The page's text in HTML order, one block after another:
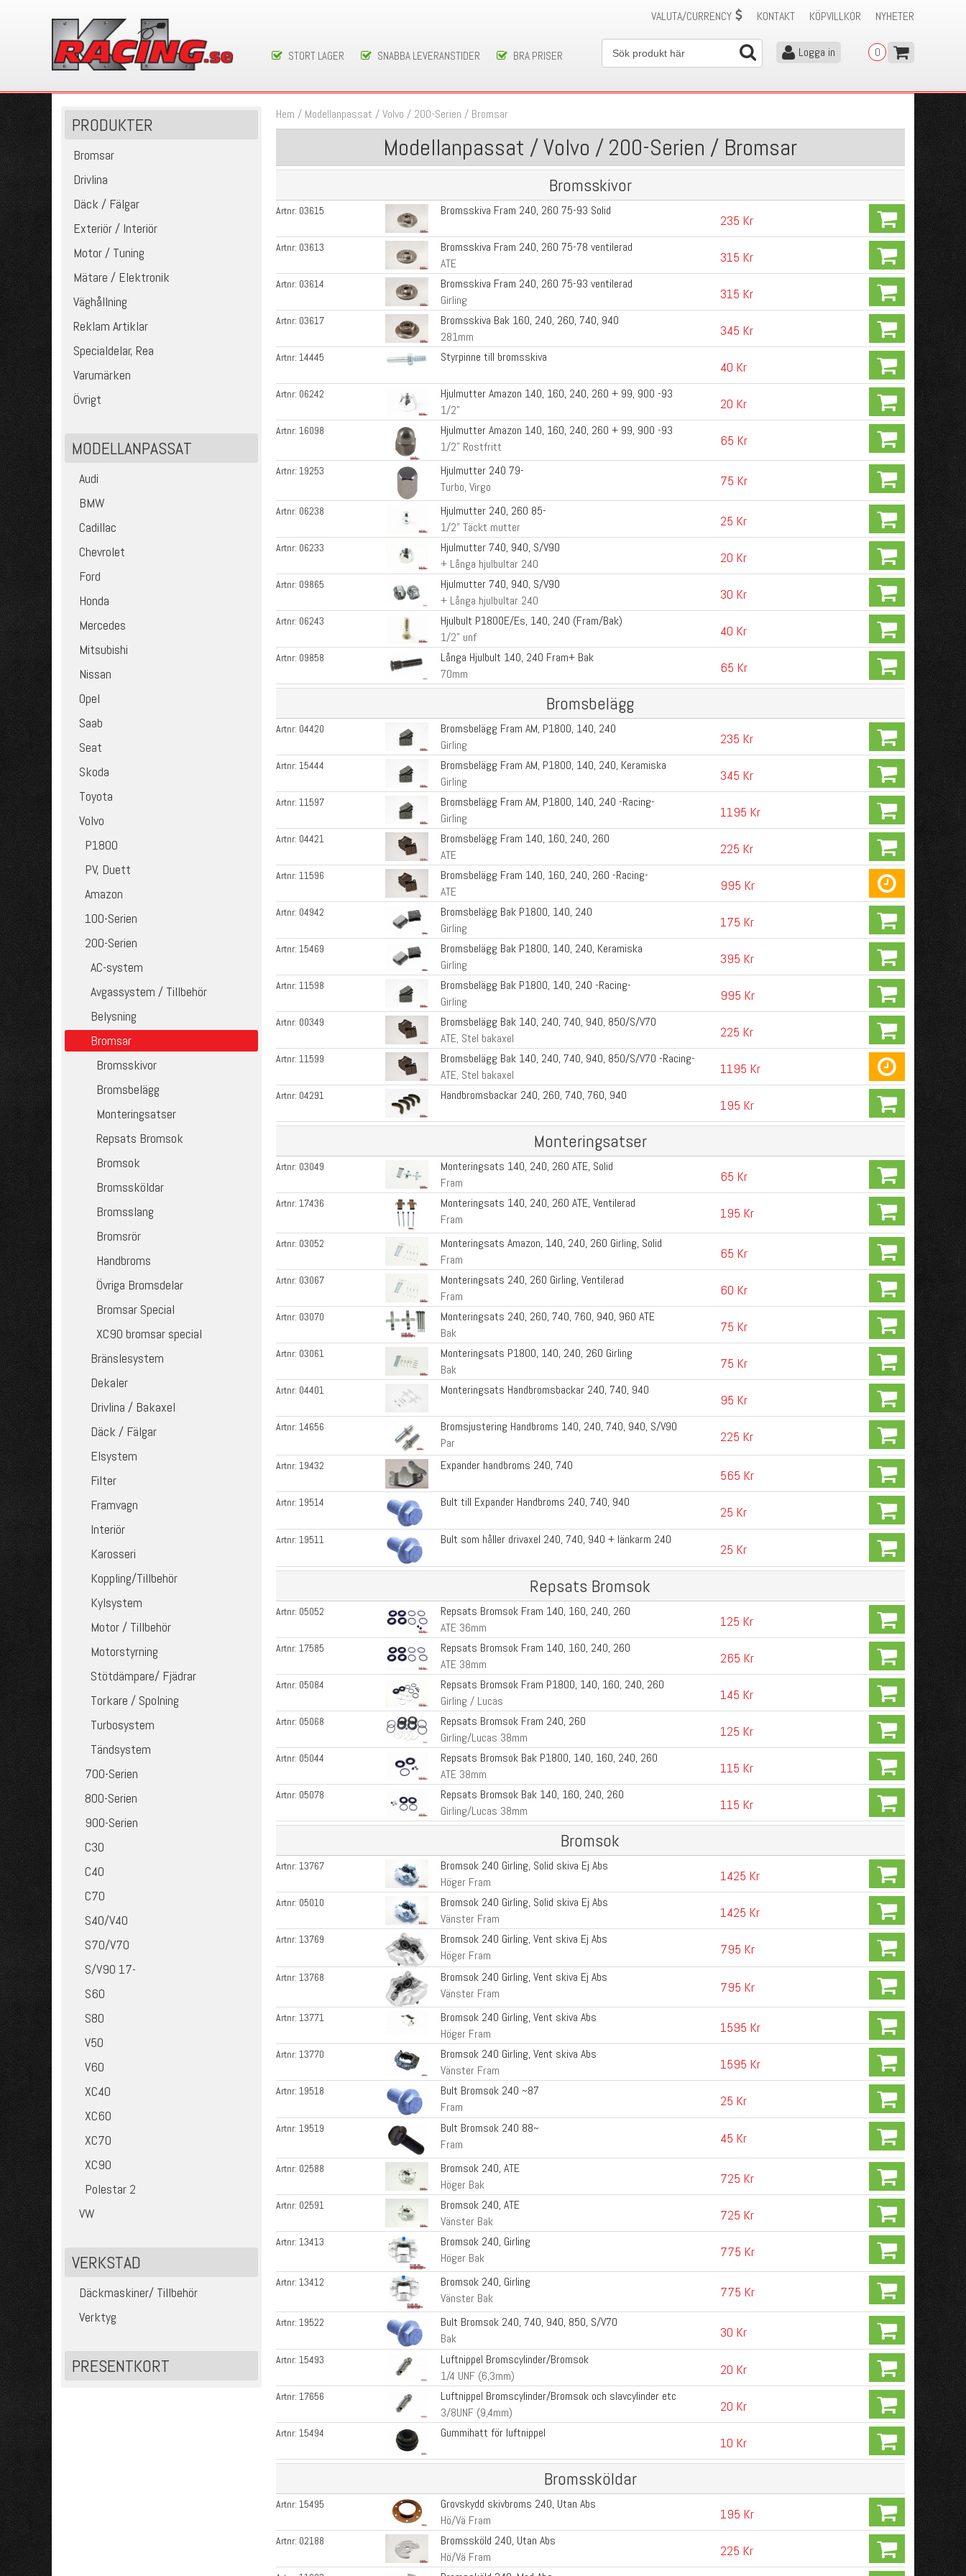
NYHETER
KÖPVILLKOR
KONTAKT
VALUTA/CURRENCY
STORT LAGER SNABBA LEVERANSTIDER BRA PRISER 0
Logga in
PRODUKTER
Bromsar
Drivlina
Däck / Fälgar
Exteriör / Interiör
Motor / Tuning
Mätare / Elektronik
Väghållning
Reklam Artiklar
Specialdelar, Rea
Varumärken
Övrigt
MODELLANPASSAT
Audi
BMW
Cadillac
Chevrolet
Ford
Honda
Mercedes
Mitsubishi
Nissan
Opel
Saab
Seat
Skoda
Toyota
Volvo
P1800
PV, Duett
Amazon
100-Serien
200-Serien
AC-system
Avgassystem / Tillbehör
Belysning
Bromsar
Bromsskivor
Bromsbelägg
Monteringsatser
Repsats Bromsok
Bromsok
Bromssköldar
Bromsslang
Bromsrör
Handbroms
Övriga Bromsdelar
Bromsar Special
XC90 bromsar special
Bränslesystem
Dekaler
Drivlina / Bakaxel
Däck / Fälgar
Elsystem
Filter
Framvagn
Interiör
Karosseri
Koppling/Tillbehör
Kylsystem
Motor / Tillbehör
Motorstyrning
Stötdämpare/ Fjädrar
Torkare / Spolning
Turbosystem
Tändsystem
700-Serien
800-Serien
900-Serien
C30
C40
C70
S40/V40
S70/V70
S/V90 17-
S60
S80
V50
V60
XC40
XC60
XC70
XC90
Polestar 2
VW
VERKSTAD
Däckmaskiner/ Tillbehör
Verktyg
PRESENTKORT
Hem / Modellanpassat /Volvo / 200-Serien / Bromsar
Modellanpassat / Volvo / 200-Serien / Bromsar
Bromsskivor
Artnr: 03615 Bromsskiva Fram 240, 260 75-93 Solid
235 Kr
Artnr: 03613
Bromsskiva Fram 240, 260 75-78 ventilerad
ATE
315 Kr
Artnr: 03614
Bromsskiva Fram 240, 260 75-93 ventilerad
Girling
315 Kr
Artnr: 03617
Bromsskiva Bak 160, 240, 260, 740, 940
281mm
345 Kr
Artnr:14445 Styrpinne till bromsskiva
40 Kr
Artnr: 06242
Hjulmutter Amazon 140, 160, 240, 260 + 99, 900 -93
1/2"
20 Kr
Artnr:16098
Hjulmutter Amazon 140, 160, 240, 260 + 99, 900 -93
1/2" Rostfritt
65 Kr
Artnr:19253
Hjulmutter 240 79-
Turbo, Virgo
75 Kr
Artnr: 06238
Hjulmutter 240, 260 85-
1/2" Täckt mutter
25 Kr
Artnr: 06233
Hjulmutter 740, 940, S/V90
+ Långa hjulbultar 240
20 Kr
Artnr: 09865
Hjulmutter 740, 940, S/V90
+ Långa hjulbultar 240
30 Kr
Artnr: 06243
Hjulbult P1800E/Es, 140, 240 (Fram/Bak)
1/2" unf
40 Kr
Artnr: 09858
Långa Hjulbult 140, 240 Fram+ Bak
70mm
65 Kr
Bromsbelägg
Artnr: 04420
Bromsbelägg Fram AM, P1800, 140, 240
Girling
235 Kr
Artnr:15444
Bromsbelägg Fram AM, P1800, 140, 240, Keramiska
Girling
345 Kr
Artnr:11597
Bromsbelägg Fram AM, P1800, 140, 240 -Racing-
Girling
1195 Kr
Artnr: 04421
Bromsbelägg Fram 140, 160, 240, 260
ATE
225 Kr
Artnr:11596
Bromsbelägg Fram 140, 160, 240, 260 -Racing-
ATE
995 Kr
Artnr: 04942
Bromsbelägg Bak P1800, 140, 240
Girling
175 Kr
Artnr:15469
Bromsbelägg Bak P1800, 140, 240, Keramiska
Girling
395 Kr
Artnr:11598
Bromsbelägg Bak P1800, 140, 240 -Racing-
Girling
995 Kr
Artnr: 00349
Bromsbelägg Bak 140, 240, 740, 940, 850/S/V70
ATE, Stel bakaxel
225 Kr
Artnr:11599
Bromsbelägg Bak 140, 240, 740, 940, 850/S/V70 -Racing-
ATE, Stel bakaxel
1195 Kr
Artnr: 04291 Handbromsbackar 240, 260, 740, 760, 940
195 Kr
Monteringsatser
Artnr: 03049
Monteringsats 140, 240, 260 ATE, Solid
Fram
65 Kr
Artnr:17436
Monteringsats 140, 240, 260 ATE, Ventilerad
Fram
195 Kr
Artnr: 03052
Monteringsats Amazon, 140, 240, 260 Girling, Solid
Fram
65 Kr
Artnr: 03067
Monteringsats 240, 260 Girling, Ventilerad
Fram
60 Kr
Artnr: 03070
Monteringsats 240, 260, 740, 760, 940, 960 ATE
Bak
75 Kr
Artnr: 03061
Monteringsats P1800, 140, 240, 260 Girling
Bak
75 Kr
Artnr: 04401 Monteringsats Handbromsbackar 240, 740, 940
95 Kr
Artnr:14656
Bromsjustering Handbroms 140, 240, 740, 940, S/V90
Par
225 Kr
Artnr:19432 Expander handbroms 240, 740
565 Kr
Artnr:19514 Bult till Expander Handbroms 240, 740, 940
25 Kr
Artnr:19511 Bult som håller drivaxel 240, 740, 940 + länkarm 240
25 Kr
Repsats Bromsok
Artnr: 05052
Repsats Bromsok Fram 140, 160, 240, 260
ATE 36mm
125 Kr
Artnr:17585
Repsats Bromsok Fram 140, 160, 240, 260
ATE 38mm
265 Kr
Artnr: 05084
Repsats Bromsok Fram P1800, 140, 160, 240, 260
Girling / Lucas
145 Kr
Artnr: 05068
Repsats Bromsok Fram 240, 260
Girling/Lucas 38mm
125 Kr
Artnr: 05044
Repsats Bromsok Bak P1800, 140, 160, 240, 260
ATE 38mm
115 Kr
Artnr: 05078
Repsats Bromsok Bak 140, 160, 240, 260
Girling/Lucas 38mm
115 Kr
Bromsok
Artnr:13767
Bromsok 240 Girling, Solid skiva Ej Abs
Höger Fram
1425 Kr
Artnr: 05010
Bromsok 240 Girling, Solid skiva Ej Abs
Vänster Fram
1425 Kr
Artnr:13769
Bromsok 240 Girling, Vent skiva Ej Abs
Höger Fram
795 Kr
Artnr:13768
Bromsok 240 Girling, Vent skiva Ej Abs
Vänster Fram
795 Kr
Artnr:13771
Bromsok 240 Girling, Vent skiva Abs
Höger Fram
1595 Kr
Artnr:13770
Bromsok 240 Girling, Vent skiva Abs
Vänster Fram
1595 Kr
Artnr:19518
Bult Bromsok 240 ~87
Fram
25 Kr
Artnr:19519
Bult Bromsok 240 88~
Fram
45 Kr
Artnr: 02588
Bromsok 240, ATE
Höger Bak
725 Kr
Artnr: 02591
Bromsok 240, ATE
Vänster Bak
725 Kr
Artnr:13413
Bromsok 240, Girling
Höger Bak
775 Kr
Artnr:13412
Bromsok 240, Girling
Vänster Bak
775 Kr
Artnr:19522
Bult Bromsok 240, 740, 940, 850, S/V70
Bak
30 Kr
Artnr:15493
Luftnippel Bromscylinder/Bromsok
1/4 UNF (6,3mm)
20 Kr
Artnr:17656
Luftnippel Bromscylinder/Bromsok och slavcylinder etc
3/8UNF (9,4mm)
20 Kr
Artnr:15494 Gummihatt för luftnippel
10 Kr
Bromssköldar
Artnr:15495
Grovskydd skivbroms 240, Utan Abs
Hö/Vä Fram
195 Kr
Artnr: 02188
Bromssköld 240, Utan Abs
Hö/Vä Fram
225 Kr